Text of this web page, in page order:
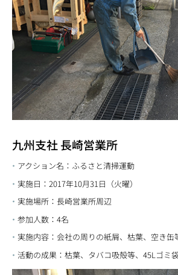
九州支社 長崎営業所
アクション名：ふるさと清掃運動
実施日：2017年10月31日（火曜）
実施場所：長崎営業所周辺
参加人数：4名
実施内容：会社の周りの紙屑、枯葉、空き缶
活動の成果：枯葉、タバコ吸殻等、45Lゴミ